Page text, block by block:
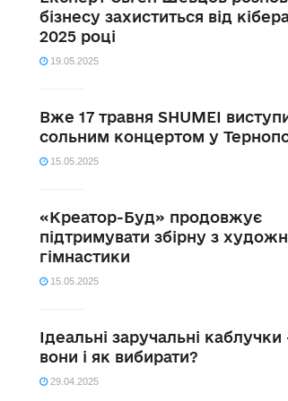
бізнесу захиститься від
2025 році
19.05.2025
Вже 17 травня SHUMEI
сольним концертом у
15.05.2025
«Креатор-Буд» продовжує
підтримувати збірну з
гімнастики
15.05.2025
Ідеальні заручальні каблучки
вони і як вибирати?
29.04.2025